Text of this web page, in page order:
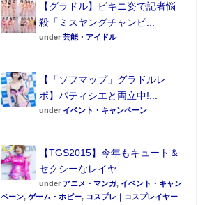
【グラドル】ビキニ姿で記者悩
殺「ミスヤングチャンピ...
under 芸能・アイドル
【「ソフマップ」グラドルレ
ポ】パティシエと両立中!...
under イベント・キャンペーン
【TGS2015】今年もキュート＆
セクシーなレイヤ...
under アニメ・マンガ, イベント・キャン
ペーン, ゲーム・ホビー, コスプレ｜コスプレイヤー